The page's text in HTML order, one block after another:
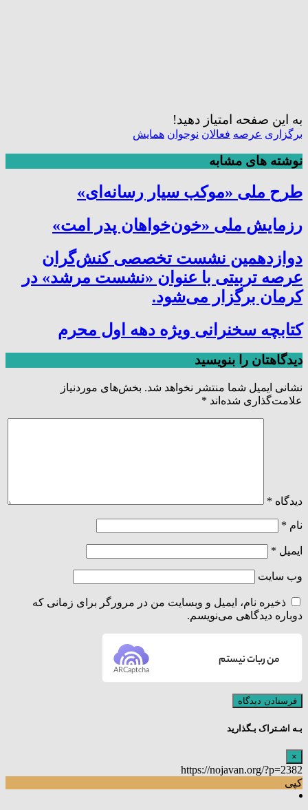
به این صفحه امتیاز دهید!
برگزاری عرصه فعالان نوجوان همايش
نوشته های مشابه
طرح ملی «موکب سیار رسانه‌ای»
رزمایش ملی «خون‌خواهان پدر امت»
دوازدهمین نشست تخصصی کنش‌گران
عرصه تربیتی با عنوان «نشست مرشد» در
کرمان برگزار می‌شود.
کتابچه سخنرانی ویژه دهه اول محرم
دیدگاهتان را بنویسید
نشانی ایمیل شما منتشر نخواهد شد. بخش‌های موردنیاز
علامت‌گذاری شده‌اند *
دیدگاه *
نام *
ایمیل *
وب‌ سایت
ذخیره نام، ایمیل و وبسایت من در مرورگر برای زمانی که
دوباره دیدگاهی می‌نویسم.
من ربات نیستم
ARCaptcha
بـه اشـتراک بـگذارید
×
https://nojavan.org/?p=2382
کپی